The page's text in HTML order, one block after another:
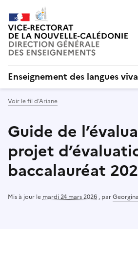
Enseignement des langues
Voir le fil d’Ariane
Guide de
projet
baccalauréat
Mis à jour le mardi 24 mars 2026 , par